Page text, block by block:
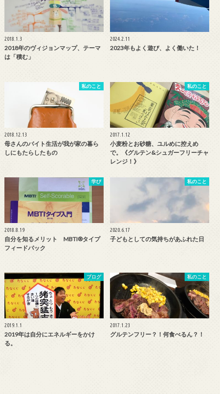
2018.1.3
2018年のヴィジョンマップ、テーマ
は「積む」
2024.2.11
2023年もよく遊び、よく働いた！
私のこと
2018.12.13
母さんのバイト生活が我が家の暮ら
しにもたらしたもの
私のこと
2017.1.12
小麦粉とお砂糖、ユルめに控えめ
で。《グルテン&シュガーフリーチャ
レンジ！》
学び
2018.8.19
自分を知るメリット MBTI®︎タイプ
フィードバック
私のこと
2020.6.17
子どもとしての気持ちがあふれた日
ブログ
2019.1.1
2019年は自分にエネルギーをかけ
る。
私のこと
2017.1.23
グルテンフリー？！何食べるん？！